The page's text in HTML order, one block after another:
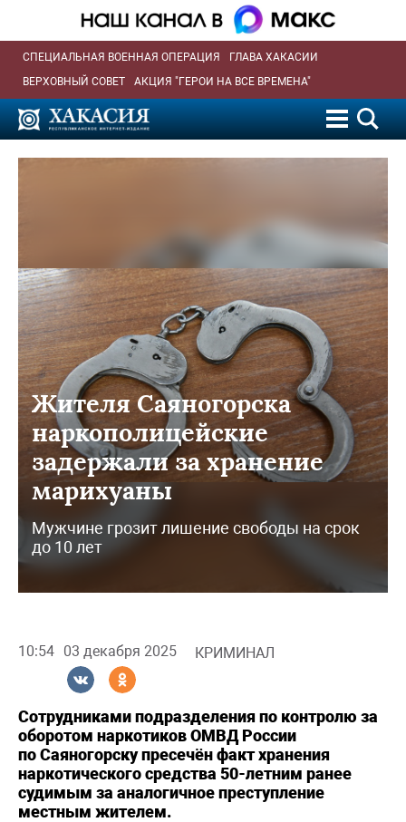
СПЕЦИАЛЬНАЯ ВОЕННАЯ ОПЕРАЦИЯ
ГЛАВА ХАКАСИИ
ВЕРХОВНЫЙ СОВЕТ
АКЦИЯ "ГЕРОИ НА ВСЕ ВРЕМЕНА"
Жителя Саяногорска
наркополицейские
задержали за хранение
марихуаны
Мужчине грозит лишение свободы на срок
до 10 лет
10:54 03 декабря 2025 КРИМИНАЛ
Сотрудниками подразделения по контролю за
оборотом наркотиков ОМВД России
по Саяногорску пресечён факт хранения
наркотического средства 50-летним ранее
судимым за аналогичное преступление
местным жителем.